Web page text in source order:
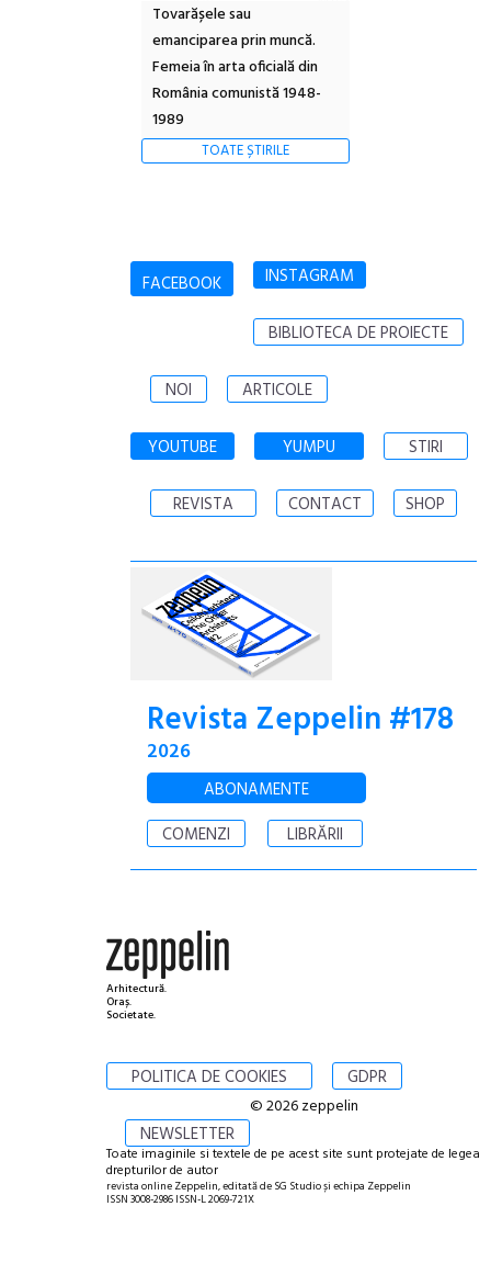
Tovarășele sau
emanciparea prin muncă.
Femeia în arta oficială din
România comunistă 1948-
1989
TOATE ȘTIRILE
FACEBOOK INSTAGRAM
BIBLIOTECA DE PROIECTE
NOI ARTICOLE
YOUTUBE YUMPU STIRI
REVISTA CONTACT SHOP
Revista Zeppelin #178
2026
ABONAMENTE
COMENZI
LIBRĂRII
Arhitectură.
Oraș.
Societate.
POLITICA DE COOKIES GDPR
NEWSLETTER
© 2026 zeppelin
Toate imaginile si textele de pe acest site sunt protejate de legea
drepturilor de autor
revista online Zeppelin, editată de SG Studio și echipa Zeppelin
ISSN 3008-2986 ISSN-L 2069-721X